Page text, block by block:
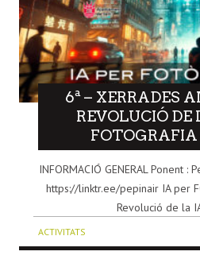
6ª – XERRADES
REVOLUCIÓ
FOTOGRAFIA
INFORMACIÓ GENERAL Ponent :
https://linktr.ee/pepinair IA per
Revolució de la
ACTIVITATS